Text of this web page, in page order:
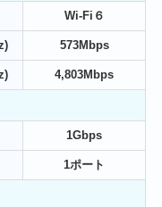
Wi-Fi６
573Mbps
4,803Mbps
1Gbps
1ポート